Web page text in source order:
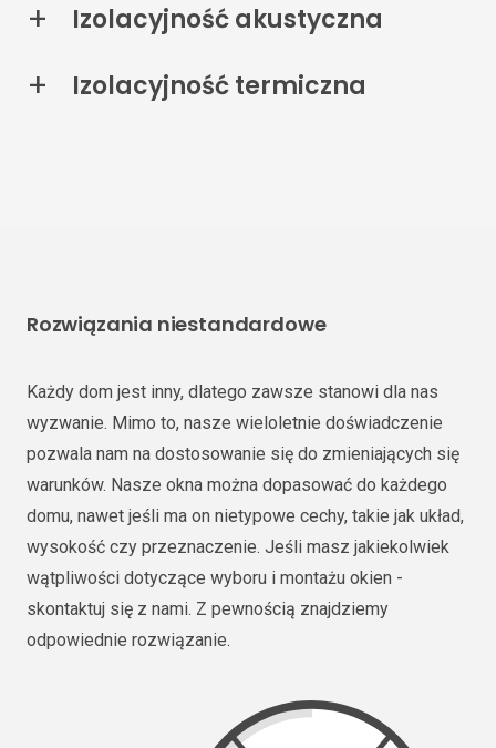
Izolacyjność akustyczna
Izolacyjność termiczna
Rozwiązania niestandardowe
Każdy dom jest inny, dlatego zawsze stanowi dla nas
wyzwanie. Mimo to, nasze wieloletnie doświadczenie
pozwala nam na dostosowanie się do zmieniających się
warunków. Nasze okna można dopasować do każdego
domu, nawet jeśli ma on nietypowe cechy, takie jak układ,
wysokość czy przeznaczenie. Jeśli masz jakiekolwiek
wątpliwości dotyczące wyboru i montażu okien -
skontaktuj się z nami. Z pewnością znajdziemy
odpowiednie rozwiązanie.